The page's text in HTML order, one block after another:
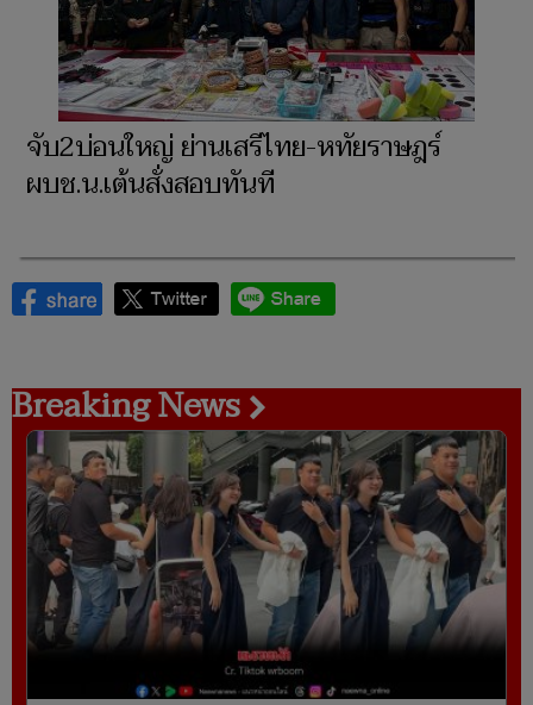
จับ2บ่อนใหญ่ ย่านเสรีไทย-หทัยราษฎร์
ผบช.น.เต้นสั่งสอบทันที
Breaking News